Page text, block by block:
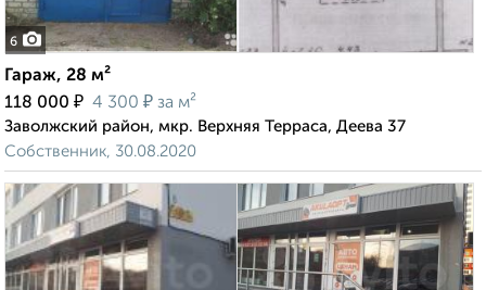
6
Гараж, 28 м²
118 000 ₽ 4 300 ₽ за м²
Заволжский район, мкр. Верхняя Терраса, Деева 37
Собственник, 30.08.2020